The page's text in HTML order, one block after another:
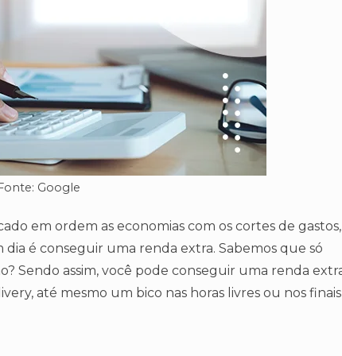
Google
em ordem as economias com os cortes de gastos,
é conseguir uma renda extra. Sabemos que só
Sendo assim, você pode conseguir uma renda
até mesmo um bico nas horas livres ou nos finais